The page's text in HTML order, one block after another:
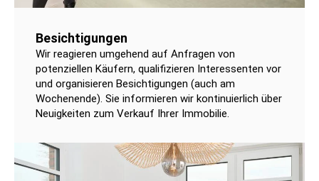
Besichtigungen
Wir reagieren umgehend auf Anfragen von
potenziellen Käufern, qualifizieren Interessenten vor
und organisieren Besichtigungen (auch am
Wochenende). Sie informieren wir kontinuierlich über
Neuigkeiten zum Verkauf Ihrer Immobilie.